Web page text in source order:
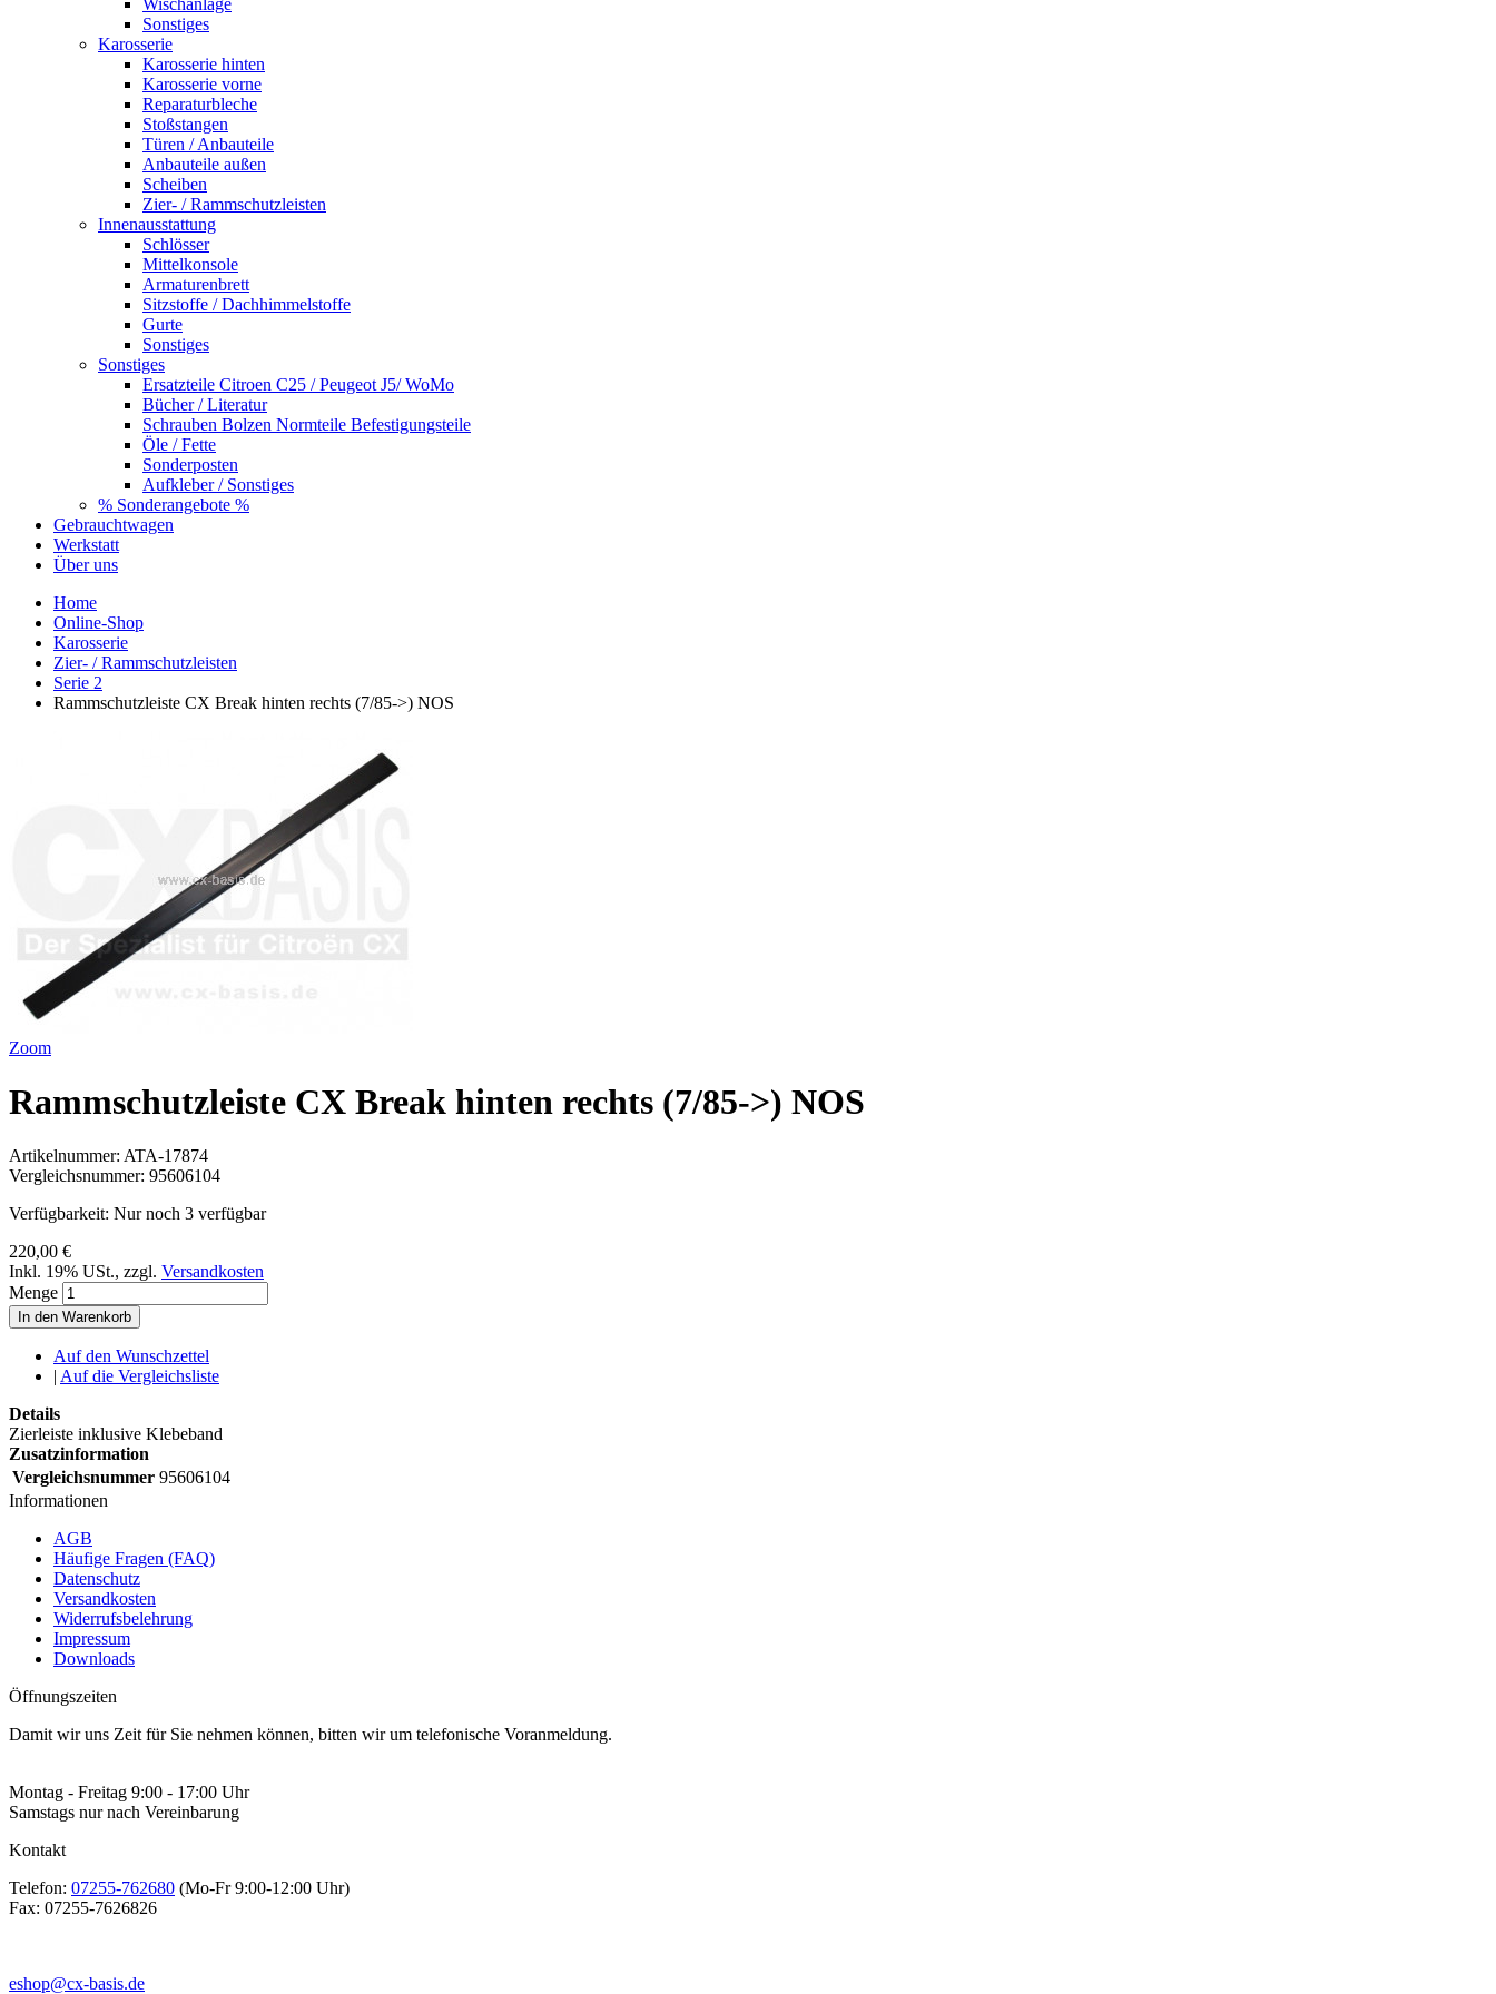
Sonstiges
Karosserie
Karosserie hinten
Karosserie vorne
Reparaturbleche
Stoßstangen
Türen / Anbauteile
Anbauteile außen
Scheiben
Zier- / Rammschutzleisten
Innenausstattung
Schlösser
Mittelkonsole
Armaturenbrett
Sitzstoffe / Dachhimmelstoffe
Gurte
Sonstiges
Sonstiges
Ersatzteile Citroen C25 / Peugeot J5/ WoMo
Bücher / Literatur
Schrauben Bolzen Normteile Befestigungsteile
Öle / Fette
Sonderposten
Aufkleber / Sonstiges
% Sonderangebote %
Gebrauchtwagen
Werkstatt
Über uns
Home
Online-Shop
Karosserie
Zier- / Rammschutzleisten
Serie 2
Rammschutzleiste CX Break hinten rechts (7/85->) NOS
Zoom
Rammschutzleiste CX Break hinten rechts (7/85->) NOS
Artikelnummer: ATA-17874
Vergleichsnummer: 95606104
Verfügbarkeit: Nur noch 3 verfügbar
220,00 €
Inkl. 19% USt., zzgl. Versandkosten
Menge
In den Warenkorb
Auf den Wunschzettel
| Auf die Vergleichsliste
Details
Zierleiste inklusive Klebeband
Zusatzinformation
Vergleichsnummer 95606104
Informationen
AGB
Häufige Fragen (FAQ)
Datenschutz
Versandkosten
Widerrufsbelehrung
Impressum
Downloads
Öffnungszeiten
Damit wir uns Zeit für Sie nehmen können, bitten wir um telefonische Voranmeldung.
Montag - Freitag 9:00 - 17:00 Uhr
Samstags nur nach Vereinbarung
Kontakt
Telefon: 07255-762680 (Mo-Fr 9:00-12:00 Uhr)
Fax: 07255-7626826
eshop@cx-basis.de